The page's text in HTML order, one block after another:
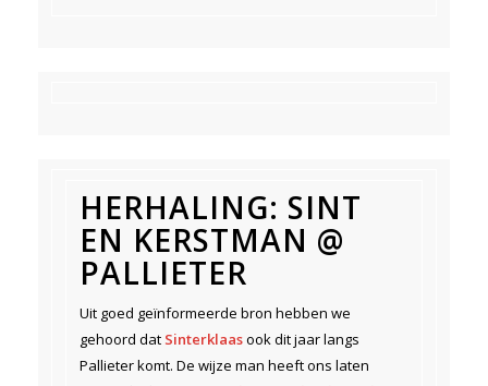
HERHALING: SINT
EN KERSTMAN @
PALLIETER
Uit goed geïnformeerde bron hebben we
gehoord dat Sinterklaasook dit jaar langs
Pallieter komt. De wijze man heeft ons laten